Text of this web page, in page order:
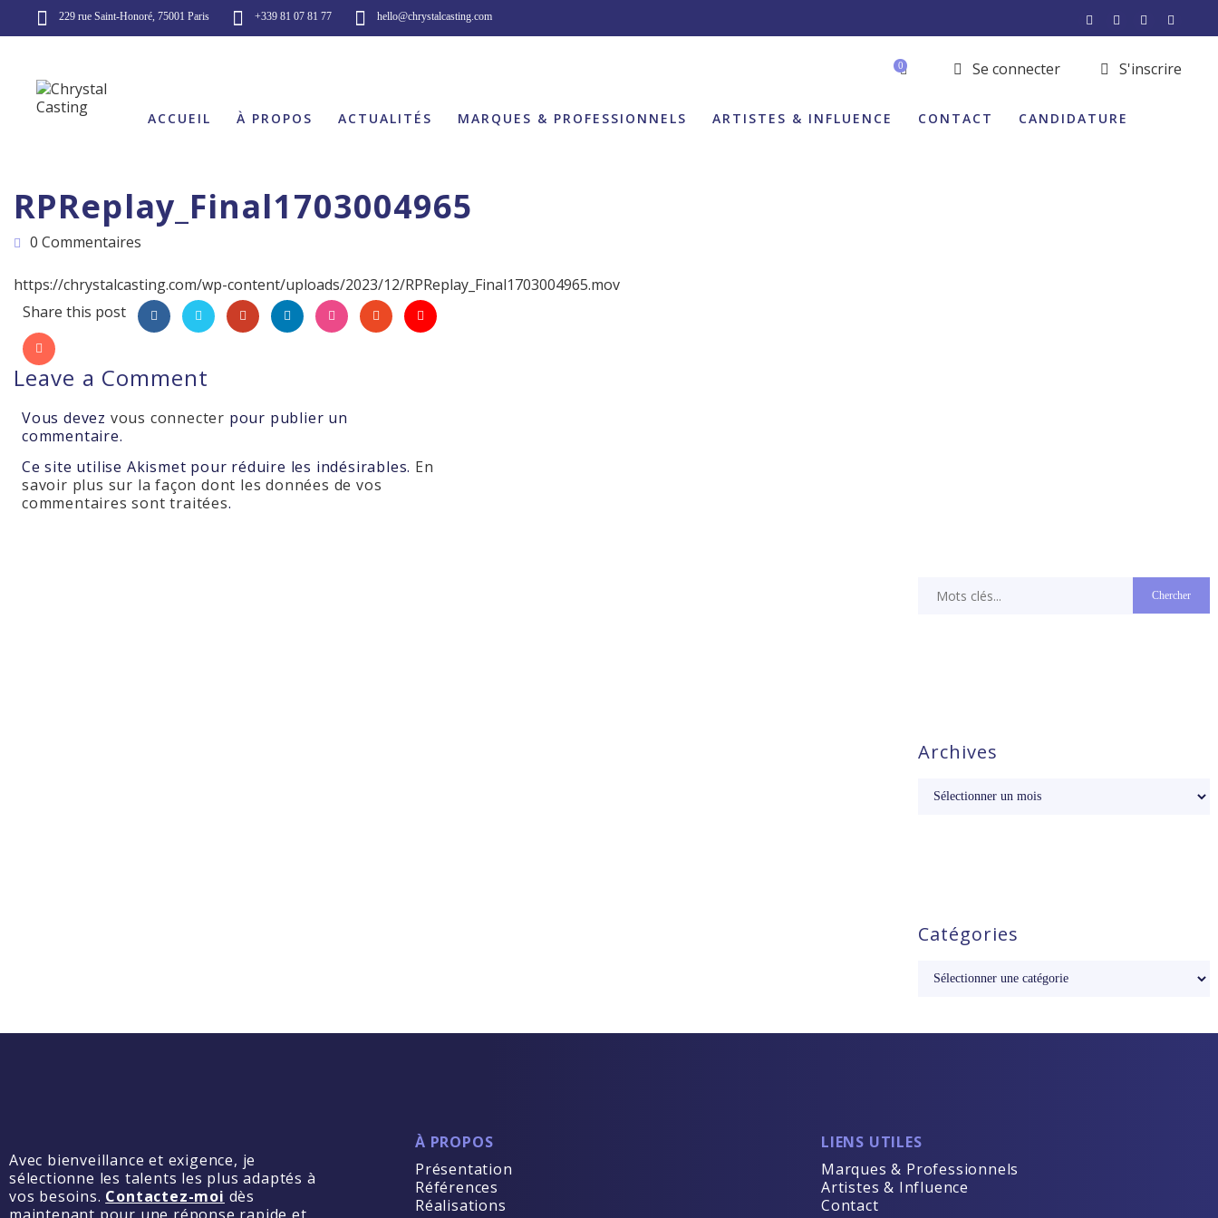
229 rue Saint-Honoré, 75001 Paris +339 81 07 81 77 hello@chrystalcasting.com
0 Se connecter S'inscrire
ACCUEIL À PROPOS ACTUALITÉS MARQUES & PROFESSIONNELS ARTISTES & INFLUENCE CONTACT CANDIDATURE
RPReplay_Final1703004965
0 Commentaires
https://chrystalcasting.com/wp-content/uploads/2023/12/RPReplay_Final1703004965.mov
Share this post
Leave a Comment
Vous devez vous connecter pour publier un
commentaire.
Ce site utilise Akismet pour réduire les indésirables. En
savoir plus sur la façon dont les données de vos
commentaires sont traitées.
Archives
Catégories
Avec bienveillance et exigence, je
sélectionne les talents les plus adaptés à
vos besoins. Contactez-moi dès
À PROPOS
Présentation
Références
Réalisations
LIENS UTILES
Marques & Professionnels
Artistes & Influence
Contact